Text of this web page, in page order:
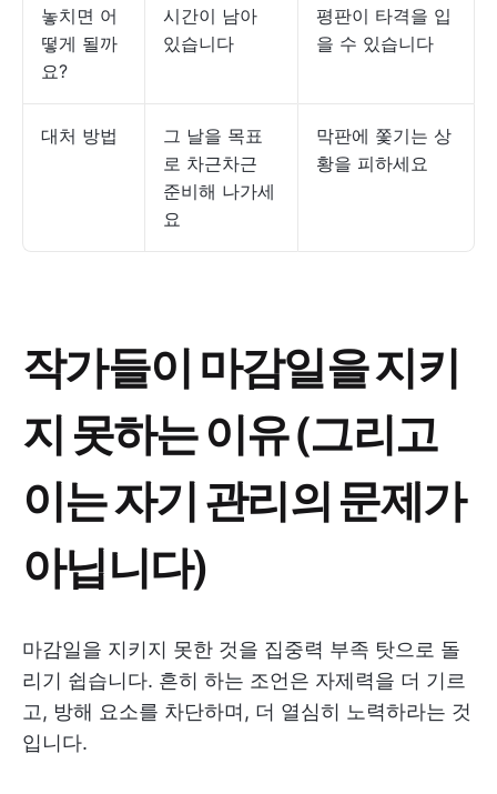
놓치면 어
떻게 될까
요?
시간이 남아
있습니다
평판이 타격을 입
을 수 있습니다
대처 방법
그 날을 목표
로 차근차근
준비해 나가세
요
막판에 쫓기는 상
황을 피하세요
작가들이 마감일을 지키
지 못하는 이유 (그리고
이는 자기 관리의 문제가
아닙니다)
마감일을 지키지 못한 것을 집중력 부족 탓으로 돌
리기 쉽습니다. 흔히 하는 조언은 자제력을 더 기르
고, 방해 요소를 차단하며, 더 열심히 노력하라는 것
입니다.